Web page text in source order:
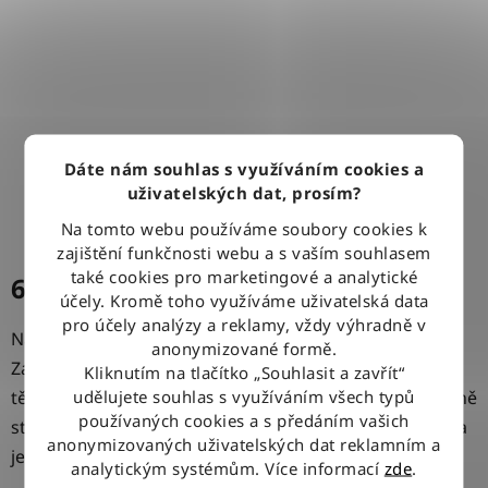
Dáte nám souhlas s využíváním cookies a
uživatelských dat, prosím?
Na tomto webu používáme soubory cookies k
zajištění funkčnosti webu a s vaším souhlasem
také cookies pro marketingové a analytické
účely. Kromě toho využíváme uživatelská data
pro účely analýzy a reklamy, vždy výhradně v
anonymizované formě.
Kliknutím na tlačítko „Souhlasit a zavřít“
udělujete souhlas s využíváním všech typů
používaných cookies a s předáním vašich
anonymizovaných uživatelských dat reklamním a
analytickým systémům. Více informací zde.
6. Neberte si rolák, ukažte krk
Na první rande sevyhněte rolákůma šátkům. Proč?
Zakrývají krk, který je jednou z nejerotičtějších zón na
těle. Rozhodně nemusíte sázet na hluboký výstřih. Úplně
stačí, když si obléknete klasické šatya hodíte si vlasy na
jednu stranu.